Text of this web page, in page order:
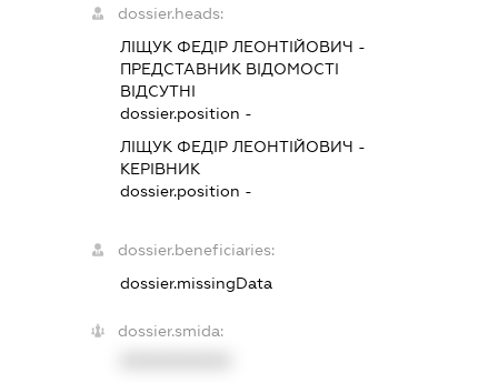
dossier.heads:
ЛІЩУК ФЕДІР ЛЕОНТІЙОВИЧ -
ПРЕДСТАВНИКВІДОМОСТІ
ВІДСУТНІ
dossier.position -
ЛІЩУК ФЕДІР ЛЕОНТІЙОВИЧ -
КЕРІВНИК
dossier.position -
dossier.beneficiaries:
dossier.missingData
dossier.smida: